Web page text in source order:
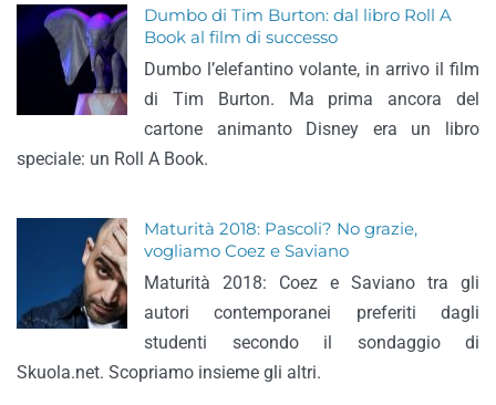
Dumbo di Tim Burton: dal libro Roll A
Book al film di successo
Dumbo l’elefantino volante, in arrivo il film
di Tim Burton. Ma prima ancora del
cartone animanto Disney era un libro
speciale: un Roll A Book.
Maturità 2018: Pascoli? No grazie,
vogliamo Coez e Saviano
Maturità 2018: Coez e Saviano tra gli
autori contemporanei preferiti dagli
studenti secondo il sondaggio di
Skuola.net. Scopriamo insieme gli altri.